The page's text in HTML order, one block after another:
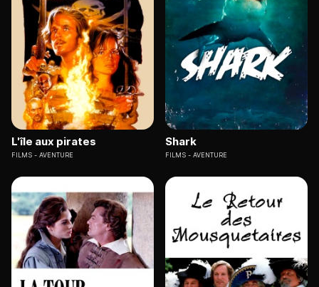
L'île aux pirates
FILMS AVENTURE
Shark
FILMS AVENTURE